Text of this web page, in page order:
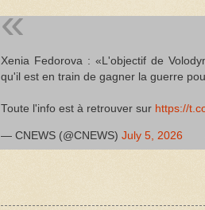
Xenia Fedorova : «L'objectif de
qu'il est en train de gagner la guerre
Toute l'info est à retrouver sur https://
— CNEWS (@CNEWS) July 5, 2026